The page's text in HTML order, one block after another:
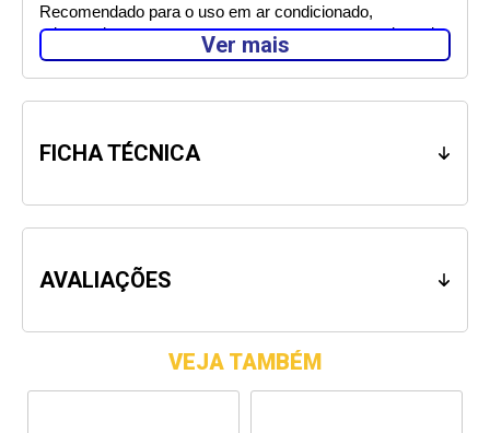
Recomendado para o uso em ar condicionado,
microondas, motores e cargas que apresentam picos de
corrente no momento da ligação.
Utilizar um Disjuntor Metaltex proporciona alta proteção
circuitos e sobrecargas.
segurança garantida de funcionamento dos seus
aparelhos, pois todas as peças são reguladas de acordo
disjuntores serem aplicados a todo tipo de instalação
elétrica residencial, comercial ou industrial de baixa
Ver mais
FICHA TÉCNICA
AVALIAÇÕES
VEJA TAMBÉM